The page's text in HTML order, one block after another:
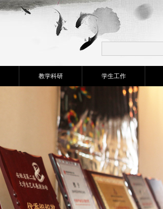
教学科研 学生工作